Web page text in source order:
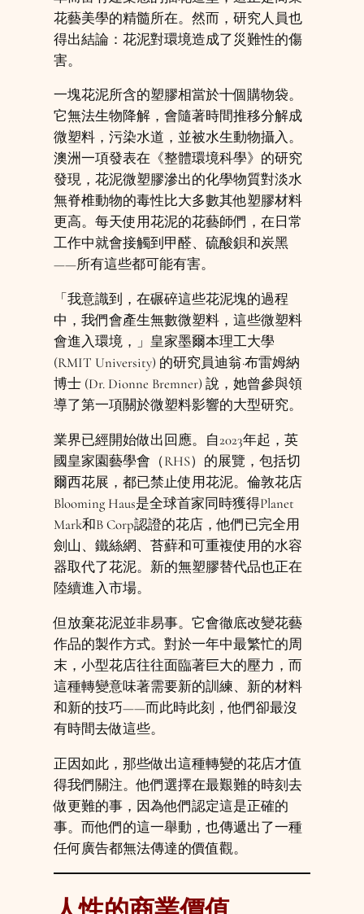
花藝美學的精髓所在。然而，研究人員也
得出結論：花泥對環境造成了災難性的傷
害。
一塊花泥所含的塑膠相當於十個購物袋。
它無法生物降解，會隨著時間推移分解成
微塑料，污染水道，並被水生動物攝入。
澳洲一項發表在《整體環境科學》的研究
發現，花泥微塑膠滲出的化學物質對淡水
無脊椎動物的毒性比大多數其他塑膠材料
更高。每天使用花泥的花藝師們，在日常
工作中就會接觸到甲醛、硫酸鋇和炭黑
——所有這些都可能有害。
「我意識到，在碾碎這些花泥塊的過程
中，我們會產生無數微塑料，這些微塑料
會進入環境，」皇家墨爾本理工大學
(RMIT University) 的研究員迪翁·布雷姆納
博士 (Dr. Dionne Bremner) 說，她曾參與領
導了第一項關於微塑料影響的大型研究。
業界已經開始做出回應。自2023年起，英
國皇家園藝學會（RHS）的展覽，包括切
爾西花展，都已禁止使用花泥。倫敦花店
Blooming Haus是全球首家同時獲得Planet
Mark和B Corp認證的花店，他們已完全用
劍山、鐵絲網、苔蘚和可重複使用的水容
器取代了花泥。新的無塑膠替代品也正在
陸續進入市場。
但放棄花泥並非易事。它會徹底改變花藝
作品的製作方式。對於一年中最繁忙的周
末，小型花店往往面臨著巨大的壓力，而
這種轉變意味著需要新的訓練、新的材料
和新的技巧——而此時此刻，他們卻最沒
有時間去做這些。
正因如此，那些做出這種轉變的花店才值
得我們關注。他們選擇在最艱難的時刻去
做更難的事，因為他們認定這是正確的
事。而他們的這一舉動，也傳遞出了一種
任何廣告都無法傳達的價值觀。